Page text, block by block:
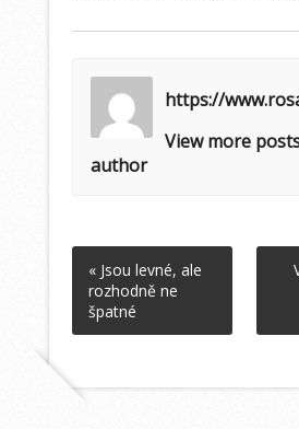
https://
View more
author
« Jsou levné, ale
rozhodně ne
špatné